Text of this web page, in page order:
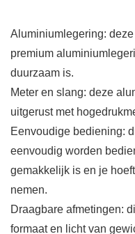
Aluminiumlegering:
premium
duurzaam is.
Meter en slang: deze
uitgerust met
Eenvoudige bediening:
eenvoudig worden
gemakkelijk is en je
nemen.
Draagbare afmetingen:
formaat en licht van